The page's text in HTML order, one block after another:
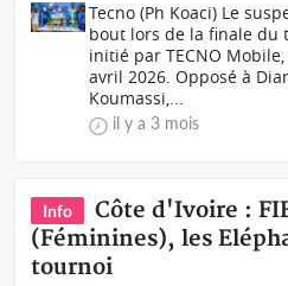
Tecno (Ph Koaci) Le
bout lors de la finale
initié par TECNO
avril 2026. Opposé à
Koumassi,...
il y a 3 mois
Info
Côte d'Ivoire :
(Féminines), les
tournoi